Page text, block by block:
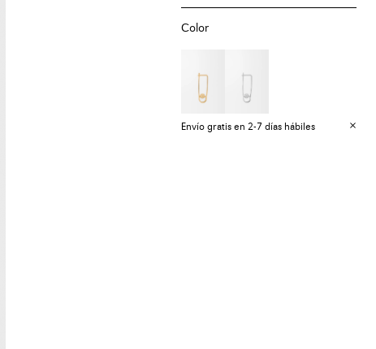
Color
Envío gratis en 2-7 días hábiles